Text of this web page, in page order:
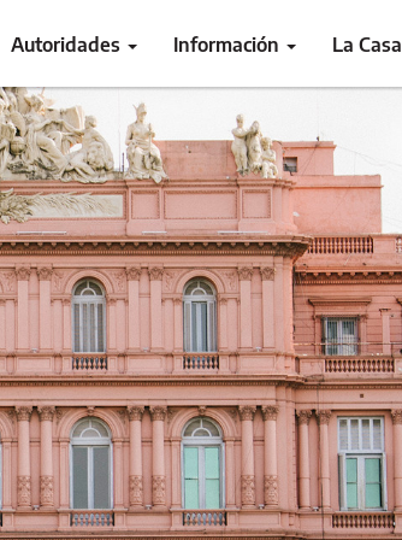
Autoridades Información La Casa